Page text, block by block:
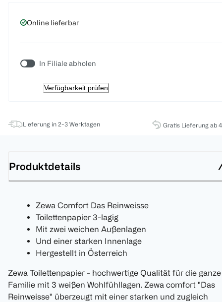
Online lieferbar
In Filiale abholen
Verfügbarkeit prüfen
Lieferung in 2-3 Werktagen Gratis Lieferung ab
Produktdetails
Zewa Comfort Das Reinweisse
Toilettenpapier 3-lagig
Mit zwei weichen Außenlagen
Und einer starken Innenlage
Hergestellt in Österreich
Zewa Toilettenpapier - hochwertige Qualität für die ganze
Familie mit 3 weißen Wohlfühllagen. Zewa comfort "Das
Reinweisse" überzeugt mit einer starken und zugleich